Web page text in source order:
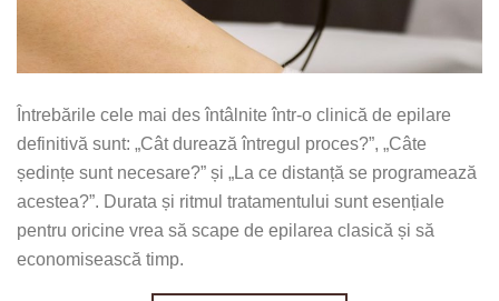
Întrebările cele mai des întâlnite într-o clinică de epilare
definitivă sunt: „Cât durează întregul proces?”, „Câte
ședințe sunt necesare?” și „La ce distanță se programează
acestea?”. Durata și ritmul tratamentului sunt esențiale
pentru oricine vrea să scape de epilarea clasică și să
economisească timp.